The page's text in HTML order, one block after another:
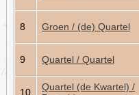
8 Groen / (de) Quartel
9 Quartel / Quartel
10
Quartel (de Kwartel) /